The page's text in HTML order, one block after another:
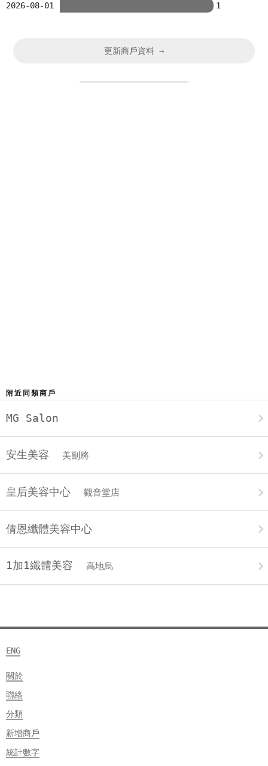
2026-08-01
1
更新商戶資料 →
附近同類商戶
MG Salon
安生美容 美副將
皇后美容中心 觀音堂店
倩恩纖體美容中心
1加1纖體美容 高地烏
ENG
關於
聯絡
分類
新增商戶
統計數字